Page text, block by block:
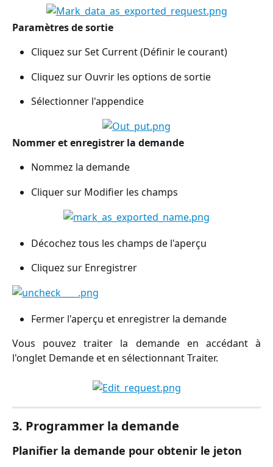
Paramètres de sortie
Cliquez sur Set Current (Définir le courant)
Cliquez sur Ouvrir les options de sortie
Sélectionner l'appendice
Nommer et enregistrer la demande
Nommez la demande
Cliquer sur Modifier les champs
Décochez tous les champs de l'aperçu
Cliquez sur Enregistrer
Fermer l'aperçu et enregistrer la demande
Vous pouvez traiter la demande en accédant à
l'onglet Demande et en sélectionnant Traiter.
3. Programmer la demande
Planifier la demande pour obtenir le jeton